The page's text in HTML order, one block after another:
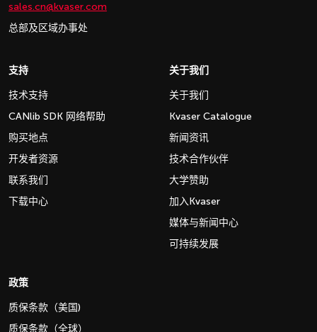
sales.cn@kvaser.com
总部及区域办事处
支持
技术支持
CANlib SDK 网络帮助
购买地点
开发者资源
联系我们
下载中心
关于我们
关于我们
Kvaser Catalogue
新闻资讯
技术合作伙伴
大学赞助
加入Kvaser
媒体与新闻中心
可持续发展
政策
质保条款（美国)
质保条款（全球）